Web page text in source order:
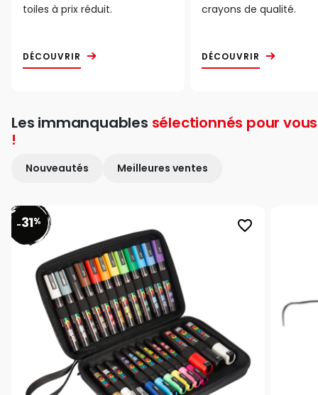
toiles à prix réduit.
DÉCOUVRIR
crayons de qualité.
DÉCOUVRIR
Les immanquables sélectionnés pour vous
!
Nouveautés Meilleures ventes
favorite_border
-31%